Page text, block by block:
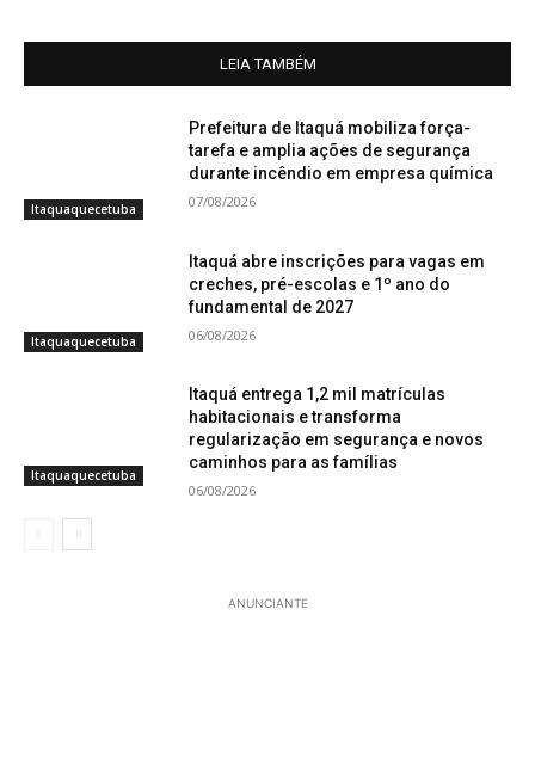
LEIA TAMBÉM
Itaquaquecetuba
Prefeitura de Itaquá mobiliza força-
tarefa e amplia ações de segurança
durante incêndio em empresa química
07/08/2026
Itaquaquecetuba
Itaquá abre inscrições para vagas em
creches, pré-escolas e 1º ano do
fundamental de 2027
06/08/2026
Itaquaquecetuba
Itaquá entrega 1,2 mil matrículas
habitacionais e transforma
regularização em segurança e novos
caminhos para as famílias
06/08/2026
ANUNCIANTE